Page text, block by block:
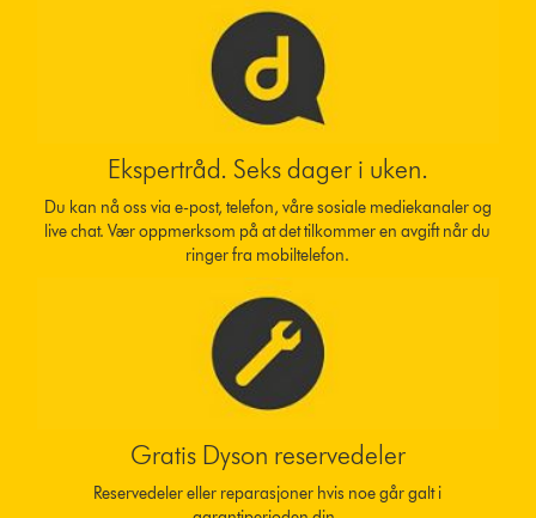
Ekspertråd. Seks dager i uken.
Du kan nå oss via e-post, telefon, våre sosiale mediekanaler og
live chat. Vær oppmerksom på at det tilkommer en avgift når du
ringer fra mobiltelefon.
Gratis Dyson reservedeler
Reservedeler eller reparasjoner hvis noe går galt i